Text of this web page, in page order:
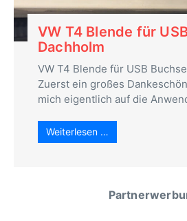
VW T4 Blende für
Dachholm
VW T4 Blende für USB
Zuerst ein großes
mich eigentlich auf die
Weiterlesen …